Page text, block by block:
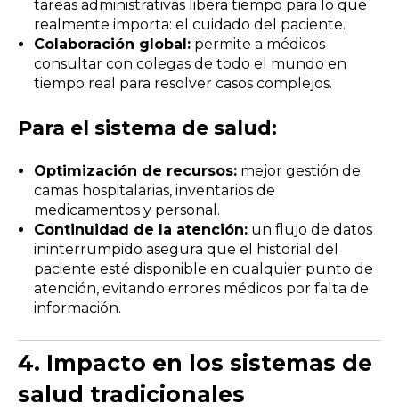
tareas administrativas libera tiempo para lo que
realmente importa: el cuidado del paciente.
Colaboración global:permite a médicos
consultar con colegas de todo el mundo en
tiempo real para resolver casos complejos.
Para el sistema de salud:
Optimización de recursos:mejor gestión de
camas hospitalarias, inventarios de
medicamentos y personal.
Continuidad de la atención:un flujo de datos
ininterrumpido asegura que el historial del
paciente esté disponible en cualquier punto de
atención, evitando errores médicos por falta de
información.
4. Impacto en los sistemas de
salud tradicionales